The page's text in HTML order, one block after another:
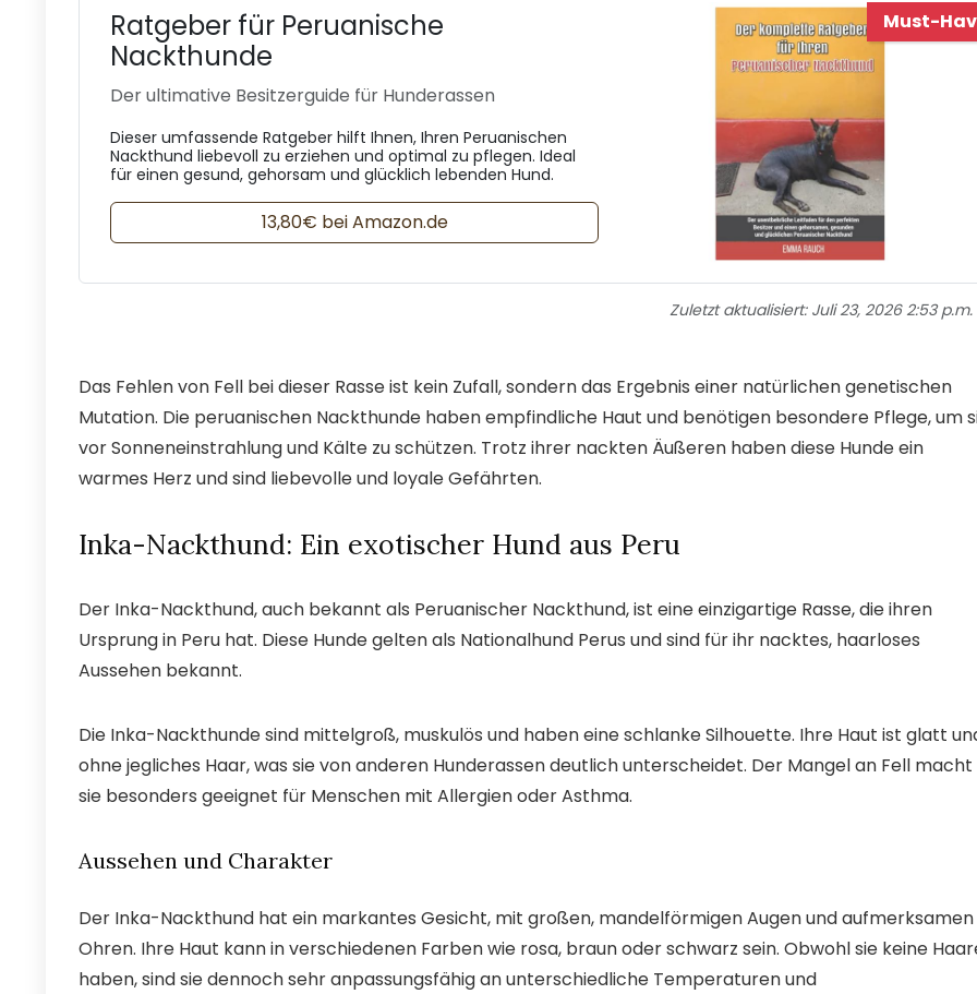
Must-
Ratgeber für Peruanische
Nackthunde
Der ultimative Besitzerguide für Hunderassen
Dieser umfassende Ratgeber hilft Ihnen, Ihren Peruanischen
Nackthund liebevoll zu erziehen und optimal zu pflegen. Ideal
für einen gesund, gehorsam und glücklich lebenden Hund.
13,80€ bei Amazon.de
Zuletzt aktualisiert: Juli 23, 2026 2:53 p.m.
Das Fehlen von Fell bei dieser Rasse ist kein Zufall, sondern das Ergebnis einer natürlichen genetischen
Mutation. Die peruanischen Nackthunde haben empfindliche Haut und benötigen besondere Pflege, um
vor Sonneneinstrahlung und Kälte zu schützen. Trotz ihrer nackten Äußeren haben diese Hunde ein
warmes Herz und sind liebevolle und loyale Gefährten.
Inka-Nackthund: Ein exotischer Hund aus Peru
Der Inka-Nackthund, auch bekannt als Peruanischer Nackthund, ist eine einzigartige Rasse, die ihren
Ursprung in Peru hat. Diese Hunde gelten als Nationalhund Perus und sind für ihr nacktes, haarloses
Aussehen bekannt.
Die Inka-Nackthunde sind mittelgroß, muskulös und haben eine schlanke Silhouette. Ihre Haut ist glatt
ohne jegliches Haar, was sie von anderen Hunderassen deutlich unterscheidet. Der Mangel an Fell macht
sie besonders geeignet für Menschen mit Allergien oder Asthma.
Aussehen und Charakter
Der Inka-Nackthund hat ein markantes Gesicht, mit großen, mandelförmigen Augen und aufmerksamen
Ohren. Ihre Haut kann in verschiedenen Farben wie rosa, braun oder schwarz sein. Obwohl sie keine
haben, sind sie dennoch sehr anpassungsfähig an unterschiedliche Temperaturen und